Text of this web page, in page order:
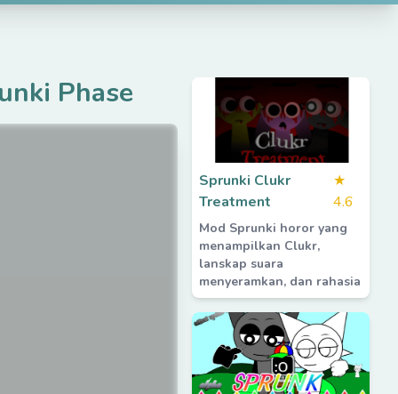
Phase
Sprunki Clukr
Treatment
★
4.6
Mod Sprunki horor yang
menampilkan Clukr,
lanskap suara
menyeramkan, dan rahasia